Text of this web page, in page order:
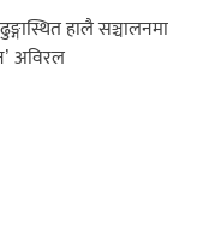
हालै सञ्चालनमा
अविरल